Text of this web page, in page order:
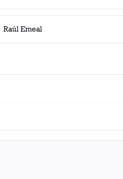
Raúl Emeal